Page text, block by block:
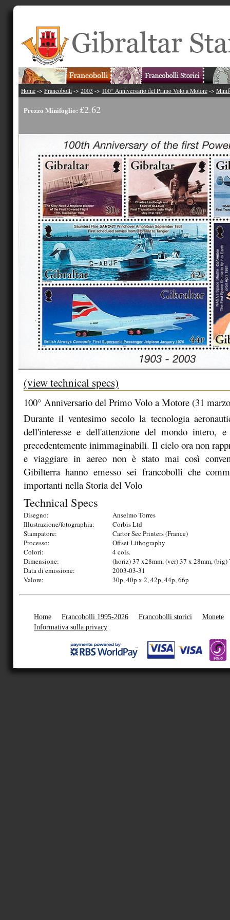
Home -> Francobolli -> 2003 -> 100° Anniversario del Primo Volo a Motore ->
Prezzo Minifoglio: £2.62
(view technical specs)
100° Anniversario del Primo Volo a Motore (31
Durante il ventesimo secolo la tecnologia
dell'interesse e dell'attenzione del mondo intero, e
precedentemente inimmaginabili. Il cielo ora non
e viaggiare in aereo non è stato mai così
Gibilterra hanno emesso sei francobolli che
importanti nella Storia del Volo
Technical Specs
Disegno:
Anselmo Torres
Illustrazione/fotographia:
Corbis Ltd
Stampatore:
Cartor Sec Printers (France)
Processo:
Offset Lithography
Colori:
4 cols.
Dimensione:
(horiz) 37 x28mm, (ver) 37 x 28mm, (big)
Data di emissione:
2003-03-31
Valore:
30p, 40p x 2, 42p, 44p, 66p
Home Francobolli 1995-2026 Francobolli storici
Monete
Informativa sulla privacy